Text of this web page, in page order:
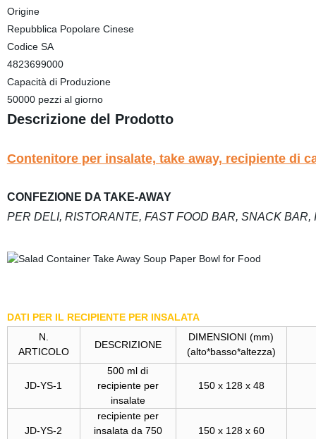
Origine
Repubblica Popolare Cinese
Codice SA
4823699000
Capacità di Produzione
50000 pezzi al giorno
Descrizione del Prodotto
Contenitore per insalate, take away, recipiente di
CONFEZIONE DA TAKE-AWAY
PER DELI, RISTORANTE, FAST FOOD BAR, SNACK BAR,
DATI PER IL RECIPIENTE PER INSALATA
N.
ARTICOLO
DESCRIZIONE
DIMENSIONI (mm)
(alto*basso*altezza)
JD-YS-1
500 ml di
recipiente per
insalate
150 x 128 x 48
JD-YS-2
recipiente per
insalata da 750
150 x 128 x 60